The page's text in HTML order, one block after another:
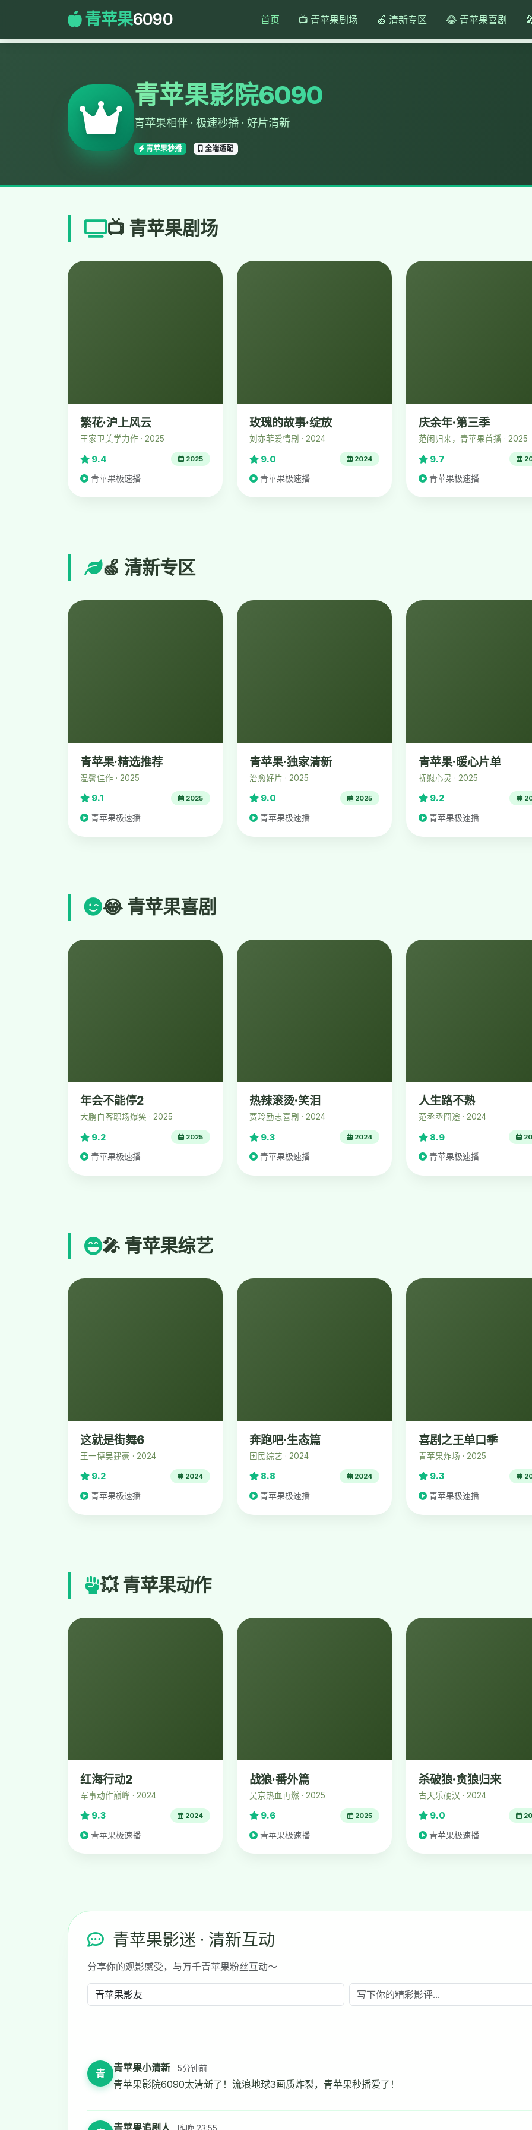
青苹果6090 首页 📺 青苹果剧场 🍏 清新专区 😂 青苹果喜剧
青苹果影院6090
青苹果相伴 · 极速秒播 · 好片清新
青苹果秒播 全端适配
📺 青苹果剧场
繁花·沪上风云
王家卫美学力作 · 2025
9.4 2025
青苹果极速播
玫瑰的故事·绽放
刘亦菲爱情剧 · 2024
9.0 2024
青苹果极速播
庆余年·第三季
范闲归来，青苹果首播 · 2025
9.7
青苹果极速播
🍏 清新专区
青苹果·精选推荐
温馨佳作 · 2025
9.1 2025
青苹果极速播
青苹果·独家清新
治愈好片 · 2025
9.0 2025
青苹果极速播
青苹果·暖心片单
抚慰心灵 · 2025
9.2
青苹果极速播
😂 青苹果喜剧
年会不能停2
大鹏白客职场爆笑 · 2025
9.2 2025
青苹果极速播
热辣滚烫·笑泪
贾玲励志喜剧 · 2024
9.3 2024
青苹果极速播
人生路不熟
范丞丞囧途 · 2024
8.9
青苹果极速播
🎤 青苹果综艺
这就是街舞6
王一博吴建豪 · 2024
9.2 2024
青苹果极速播
奔跑吧·生态篇
国民综艺 · 2024
8.8 2024
青苹果极速播
喜剧之王单口季
青苹果炸场 · 2025
9.3
青苹果极速播
💥 青苹果动作
红海行动2
军事动作巅峰 · 2024
9.3 2024
青苹果极速播
战狼·番外篇
吴京热血再燃 · 2025
9.6 2025
青苹果极速播
杀破狼·贪狼归来
古天乐硬汉 · 2024
9.0
青苹果极速播
青苹果影迷 · 清新互动
分享你的观影感受，与万千青苹果粉丝互动～
青 青苹果小清新 5分钟前
青苹果影院6090太清新了！流浪地球3画质炸裂，青苹果秒播爱了！